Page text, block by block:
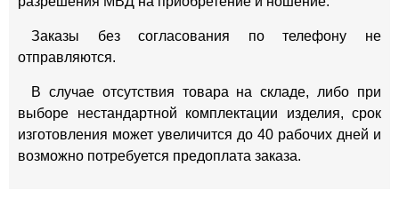
Заказы без согласования по телефону не
отправляются.
В случае отсутствия товара на складе, либо при
выборе нестандартной комплектации изделия, срок
изготовления может увеличится до 40 рабочих дней и
возможно потребуется предоплата заказа.